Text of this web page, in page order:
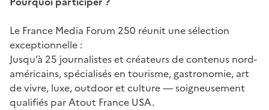
Le France Media Forum 250 réunit une sélection
exceptionnelle :
Jusqu’à 25 journalistes et créateurs de contenus nord-
américains, spécialisés en tourisme, gastronomie, art
de vivre, luxe, outdoor et culture — soigneusement
qualifiés par Atout France USA.